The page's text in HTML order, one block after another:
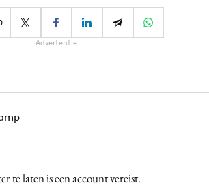
Advertentie
te laten is een account vereist.